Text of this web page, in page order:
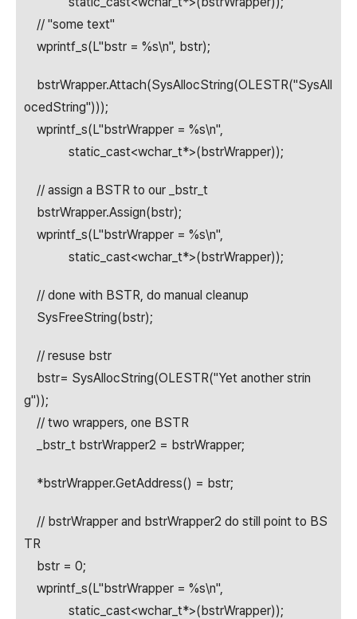
// "some text"
wprintf_s(L"bstr = %s\n", bstr);
bstrWrapper.Attach(SysAllocString(OLESTR("SysAll
ocedString")));
wprintf_s(L"bstrWrapper = %s\n",
static_cast<wchar_t*>(bstrWrapper));
// assign a BSTR to our _bstr_t
bstrWrapper.Assign(bstr);
wprintf_s(L"bstrWrapper = %s\n",
static_cast<wchar_t*>(bstrWrapper));
// done with BSTR, do manual cleanup
SysFreeString(bstr);
// resuse bstr
bstr= SysAllocString(OLESTR("Yet another strin
g"));
// two wrappers, one BSTR
_bstr_t bstrWrapper2 = bstrWrapper;
*bstrWrapper.GetAddress() = bstr;
// bstrWrapper and bstrWrapper2 do still point to BS
TR
bstr = 0;
wprintf_s(L"bstrWrapper = %s\n",
static_cast<wchar_t*>(bstrWrapper));